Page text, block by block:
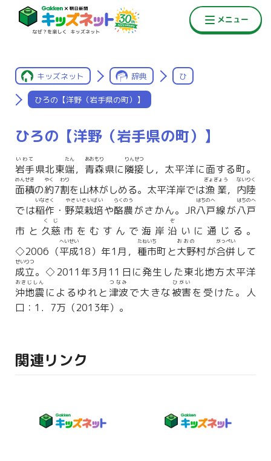
キッズネット 辞典 ひ
ひろの【洋野（岩手県の町）】
ひろの【洋野（岩手県の町）】
岩手
いわて
県北東端
たん
， 青森
あおもり
県に隣接
りんせつ
し，太平洋に面する町。
面積
めんせき
の約
やく
7割
わり
を山林がしめる。太平洋岸では漁業
ぎょぎょう
， 内陸
ないりく
では稲作
いなさく
・ 野菜栽培
やさいさいばい
や酪農
らくのう
がさかん。JR八戸
はちのへ
線が八戸
はちのへ
市と 久慈
くじ
市をむすんで海岸 沿
ぞ
いに通じる。
◇2006（平成
へいせい
18）年1月， 種市
たねいち
町と大野
おおの
村が合併
がっぺい
して
成立
せいりつ
。◇2011年3月11日に発生した東北地方太平洋
沖地震
おきじしん
によるゆれと津波
つなみ
で大きな被害
ひがい
を受けた。人
口：1．7万（2013年）。
関連リンク